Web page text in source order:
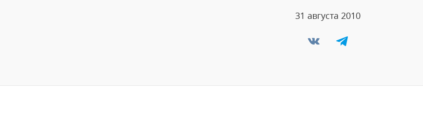
31 августа 2010